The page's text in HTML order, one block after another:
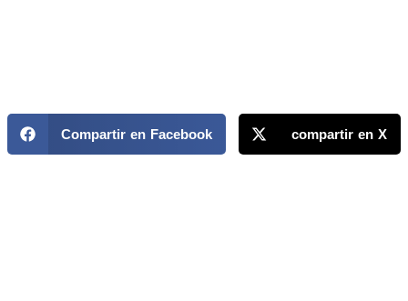
Compartir en Facebook compartir en X